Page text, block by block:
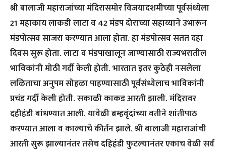
श्री बालाजी महाराजांच्या मंदिरासमोर विजयादशमीच्या पूर्वसंध्येला
21 महाकाय लाकडी लाटा व 42 मंडप दोराच्या सहाय्याने उभारून
मंडपोत्सव साजरा करण्यात आला होता. हा मंडपोत्सव सतत दहा
दिवस सुरू होता. लाटा व मंडपाखालून जाण्यासाठी राज्यभरातील
भाविकांनी मोठी गर्दी केली होती. भारतात इतर कुठेही नसलेला
लळिताचा अनुपम सोहळा पाहण्यासाठी पूर्वसंध्येलाच भाविकांनी
प्रचंड गर्दी केली होती. सकाळी काकड आरती झाली. मंदिरावर
दहीहंडी बांधण्यात आली. यावेळी ब्रम्हवृंदांच्या वतीने शांतीपाठ
करण्यात आला व काल्याचे कीर्तन झाले. श्री बालाजी महाराजांची
आरती सुरू झाल्यानंतर तसेच दहिहंडी फुटल्यानंतर एकाच वेळी सर्व